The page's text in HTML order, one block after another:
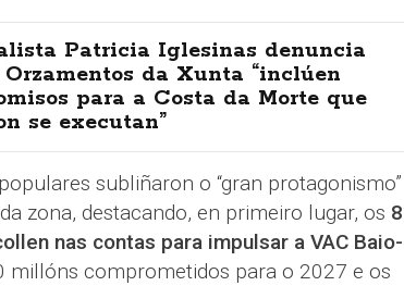
Patricia Iglesinas denuncia
Orzamentos da Xunta “inclúen
para a Costa da Morte que
se executan”
subliñaron o “gran protagonismo”
zona, destacando, en primeiro lugar, os 8
nas contas para impulsar a VAC Baio-
millóns comprometidos para o 2027 e os